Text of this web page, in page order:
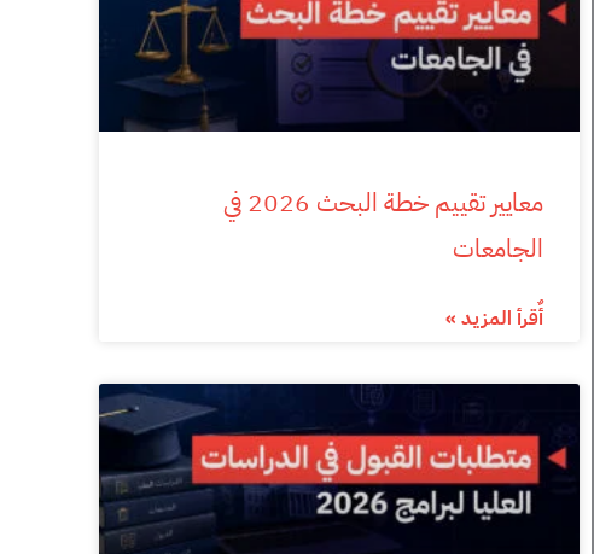
معايير تقييم خطة البحث 2026 في
الجامعات
أٌقرأ المزيد »